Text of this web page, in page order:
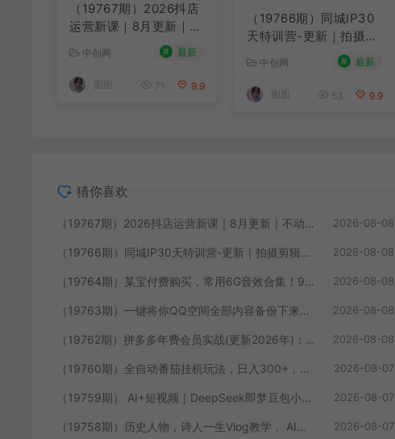
（19767期）2026抖店
运营新课｜8月更新｜不
动销起店+商品卡爆发｜
达人玩法+店群批量复制
｜轻松玩转抖音小店全
域流量
中创网 # 最新
71 9.9
（19766期）同城IP30
天特训营-更新｜拍摄剪
辑+脚本文案+引流成
交，打爆本地流量提升
门店业绩实操教学
中创网 # 最新
53 9.9
猜你喜欢
（19767期）2026抖店运营新课｜8月更新｜不动销起店+商品卡爆发｜达人玩法+店群批量复制｜轻松玩转抖音小店全域流量 2026-08-08
（19766期）同城IP30天特训营-更新｜拍摄剪辑+脚本文案+引流成交，打爆本地流量提升门店业绩实操教学 2026-08-08
（19764期）某宝付费购买，常用6G音效合集！970+首宣传片背景音乐，无版权可商用大气素材，分类清晰，高质量内容 2026-08-08
（19763期）一键将你QQ空间全部内容备份下来！照片 / 视频 /动态信息全存本地，Github最新开源项目 QzoneArchive 2026-08-08
（19762期）拼多多年费会员实战(更新2026年)：从基础到高阶盈利，干货拉满，帮你建立稳定盈利运营知识体系 2026-08-08
（19760期）全自动番茄挂机玩法，日入300+，操作门槛低，一台电脑即可开展 2026-08-07
（19759期） AI+短视频｜DeepSeek即梦豆包小云雀全工具教学，从账号定位到剪映剪辑，零基础也能快速上手做爆款 2026-08-07
（19758期）历史人物，诗人一生Vlog教学， AI制作丨伙伴计划丨精选收益丨商单收徒 ，新领域红利期，抓紧做 2026-08-07